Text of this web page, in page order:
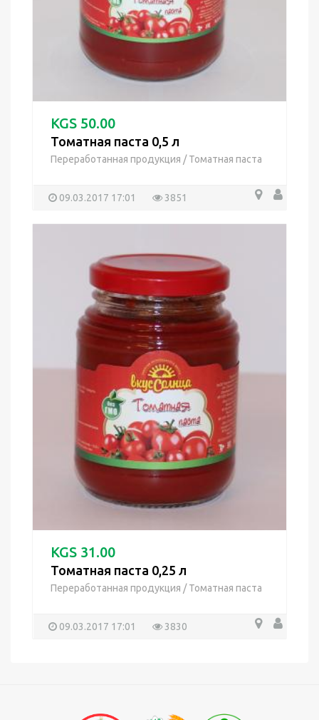
KGS 50.00
Томатная паста 0,5 л
Переработанная продукция /Томатная паста
09.03.2017 17:01 3851
KGS 31.00
Томатная паста 0,25 л
Переработанная продукция /Томатная паста
09.03.2017 17:01 3830